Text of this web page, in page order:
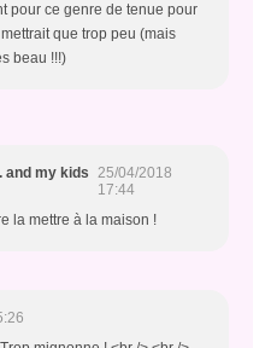
pour ce genre de tenue pour
que trop peu (mais
beau !!!)
and my kids 25/04/2018
17:44
la mettre à la maison !